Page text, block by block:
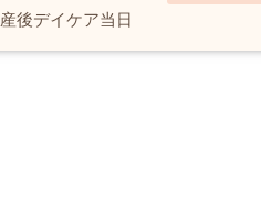
産後デイケア当日